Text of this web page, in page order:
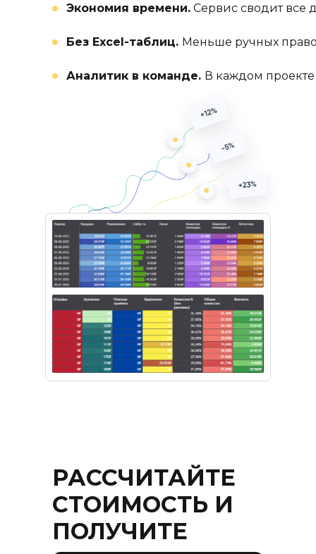
Аналитик в команде. В каждом
Без Excel-таблиц. Меньше ручных
Экономия времени. Сервис сводит все
РАССЧИТАЙТЕ
СТОИМОСТЬ И
ПОЛУЧИТЕ